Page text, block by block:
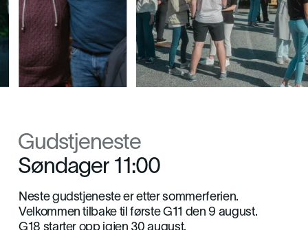
Gudstjeneste
Søndager 11:00
Neste gudstjeneste er etter sommerferien.
Velkommen tilbake til første G11 den 9 august.